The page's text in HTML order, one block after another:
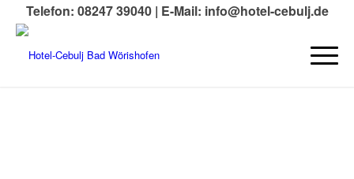
Telefon: 08247 39040 | E-Mail: info@hotel-cebulj.de